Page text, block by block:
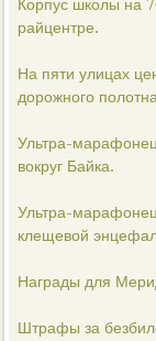
Корпус школы на
райцентре.
На пяти улицах
дорожного
Ультра-
вокруг Байка.
Ультра-
клещевой
Награды для
Штрафы за